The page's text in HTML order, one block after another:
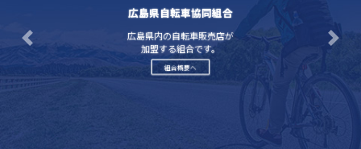
広島県自転車協同組合
広島県内の自転車販売店が
加盟する組合です。
組合概要へ
Previous Next